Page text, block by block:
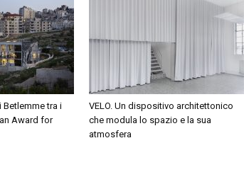
Betlemme tra i
Award for
VELO. Un dispositivo architettonico
che modula lo spazio e la sua
atmosfera